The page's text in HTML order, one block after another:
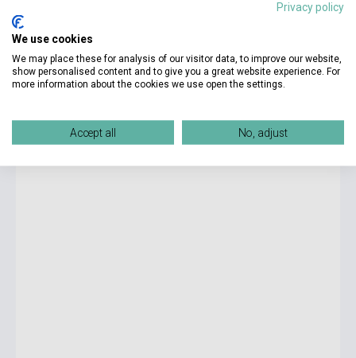
6 275 Ft
Készlet: 1-10 darab
Privacy policy
We use cookies
We may place these for analysis of our visitor data, to improve our website,
show personalised content and to give you a great website experience. For
more information about the cookies we use open the settings.
Accept all No, adjust